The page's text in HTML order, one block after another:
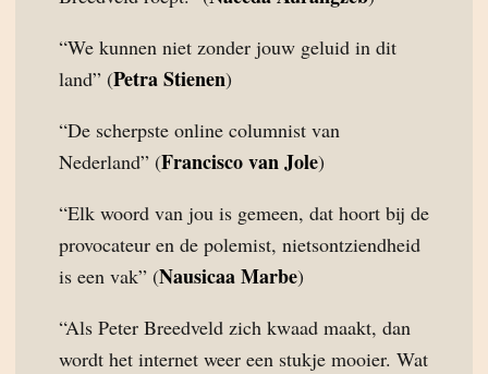
“We kunnen niet zonder jouw geluid in dit
land” (Petra Stienen)
“De scherpste online columnist van
Nederland” (Francisco van Jole)
“Elk woord van jou is gemeen, dat hoort bij de
provocateur en de polemist, nietsontziendheid
is een vak” (Nausicaa Marbe)
“Als Peter Breedveld zich kwaad maakt, dan
wordt het internet weer een stukje mooier. Wat